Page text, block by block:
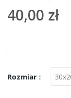
40,00 zł
Rozmiar :